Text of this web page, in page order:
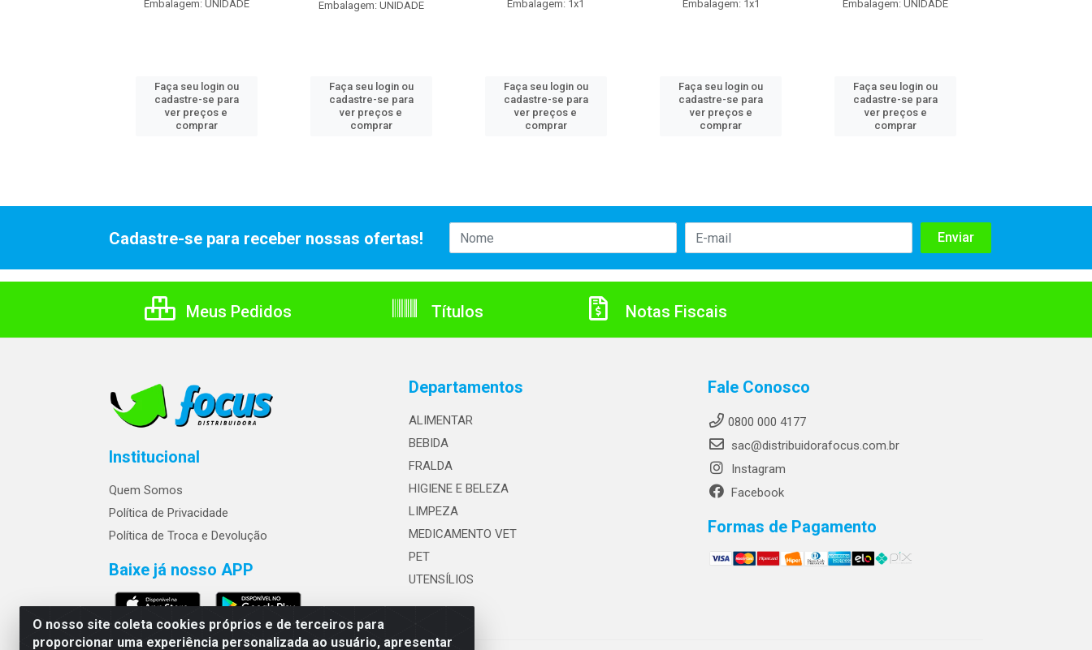
Embalagem: UNIDADE
Faça seu login ou
cadastre-se para
ver preços e
comprar
Embalagem: UNIDADE
Faça seu login ou
cadastre-se para
ver preços e
comprar
Embalagem: 1x1
Faça seu login ou
cadastre-se para
ver preços e
comprar
Embalagem: 1x1
Faça seu login ou
cadastre-se para
ver preços e
comprar
Embalagem: UNIDADE
Faça seu login ou
cadastre-se para
ver preços e
comprar
O nosso site coleta cookies próprios e de terceiros para
proporcionar uma experiência personalizada ao usuário, apresentar
Cadastre-se para receber nossas ofertas!
Meus Pedidos Títulos Notas Fiscais
Institucional
Quem Somos
Política de Privacidade
Política de Troca e Devolução
Baixe já nosso APP
Departamentos
ALIMENTAR
BEBIDA
FRALDA
HIGIENE E BELEZA
LIMPEZA
MEDICAMENTO VET
PET
UTENSÍLIOS
Fale Conosco
0800 000 4177
sac@distribuidorafocus.com.br
Instagram
Facebook
Formas de Pagamento